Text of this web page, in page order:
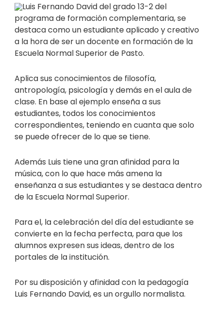
Luis Fernando David del grado 13-2 del
programa de formación complementaria, se
destaca como un estudiante aplicado y creativo
a la hora de ser un docente en formación de la
Escuela Normal Superior de Pasto.
Aplica sus conocimientos de filosofía,
antropología, psicología y demás en el aula de
clase. En base al ejemplo enseña a sus
estudiantes, todos los conocimientos
correspondientes, teniendo en cuanta que solo
se puede ofrecer de lo que se tiene.
Además Luis tiene una gran afinidad para la
música, con lo que hace más amena la
enseñanza a sus estudiantes y se destaca dentro
de la Escuela Normal Superior.
Para el, la celebración del día del estudiante se
convierte en la fecha perfecta, para que los
alumnos expresen sus ideas, dentro de los
portales de la institución.
Por su disposición y afinidad con la pedagogía
Luis Fernando David, es un orgullo normalista.